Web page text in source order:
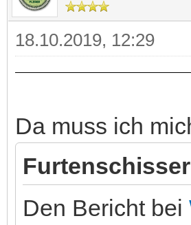
18.10.2019, 12:29
Da muss ich
Den Bericht bei